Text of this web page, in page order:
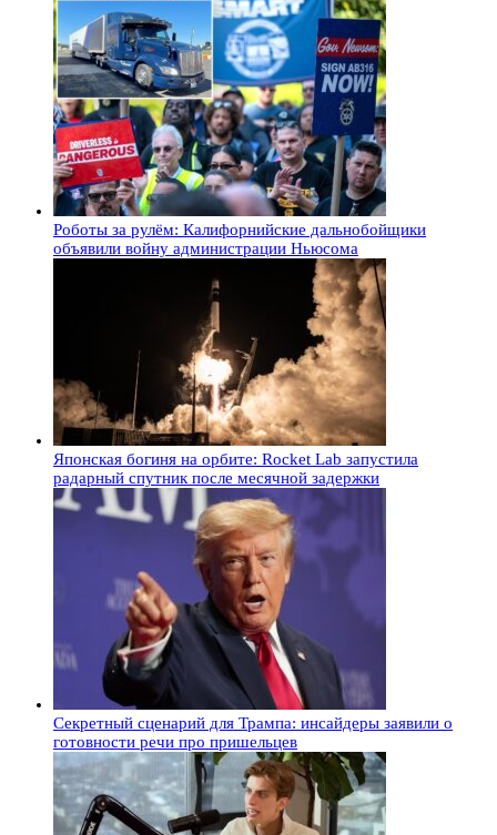
Роботы за рулём: Калифорнийские дальнобойщики
объявили войну администрации Ньюсома
Японская богиня на орбите: Rocket Lab запустила
радарный спутник после месячной задержки
Секретный сценарий для Трампа: инсайдеры заявили о
готовности речи про пришельцев